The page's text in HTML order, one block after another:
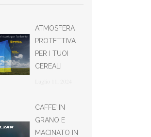
ATMOSFERA
PROTETTIVA
PER I TUOI
CEREALI
CAFFE’ IN
GRANO E
MACINATO IN